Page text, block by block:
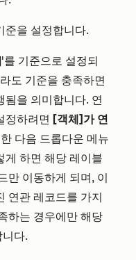
준을 설정합니다.
'를 기준으로 설정되
도 기준을 충족하면
됨을 의미합니다. 연
정하려면 [객체]가 연
다음 드롭다운 메뉴
게 하면 해당 레이블
만 이동하게 되며, 이
연관 레코드를 가지
하는 경우에만 해당
니다.